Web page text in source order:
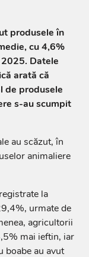
produsele în
cu 4,6%
Datele
arată că
de produsele
s-au scumpit
au scăzut, în
animaliere
la
urmate de
agricultorii
mai ieftin, iar
boabe au avut